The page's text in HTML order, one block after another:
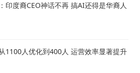
印度裔CEO神话不再 搞AI还得是华裔人
1100人优化到400人 运营效率显著提升